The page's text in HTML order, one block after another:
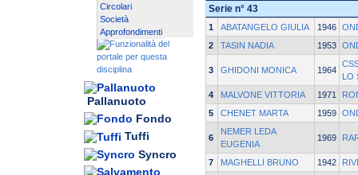
Circolari
Società
Approfondimenti
Pallanuoto
Fondo
Tuffi
Syncro
Serie n° 43
1 ABATANGELO GIULIA 1946
2
TASIN NADIA 1953
3 GHIDONI MONICA 1964
LO
4
MALVONE VITTORIA 1971
5
CHENET MARTA 1959
6
NEMER LEDA
EUGENIA
1969
7 MAGHELLI BRUNO 1942